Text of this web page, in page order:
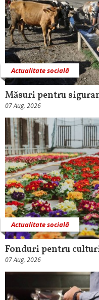
Actualitate socială
Măsuri pentru
07 Aug, 2026
Actualitate socială
Fonduri pentru
07 Aug, 2026